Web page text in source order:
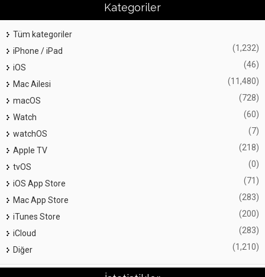
Kategoriler
Tüm kategoriler
iPhone / iPad
(1,232)
iOS (46)
Mac Ailesi (11,480)
macOS (728)
Watch (60)
watchOS (7)
Apple TV (218)
tvOS (0)
iOS App Store (71)
Mac App Store (283)
iTunes Store (200)
iCloud (283)
Diğer (1,210)